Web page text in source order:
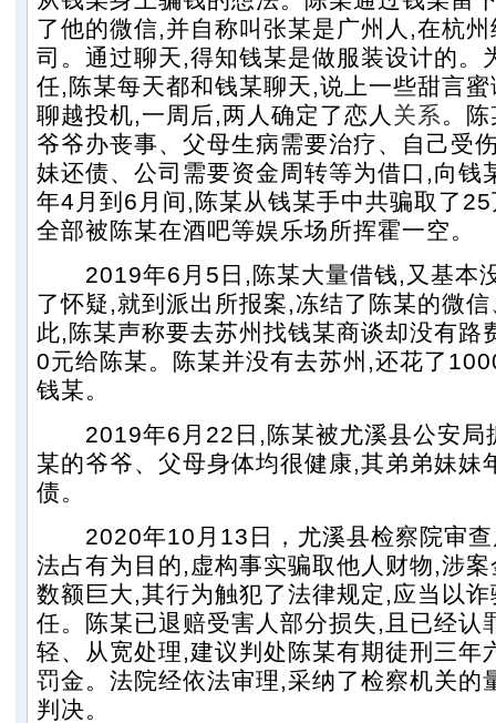
了他的微信,并自称叫张某是广州人,在杭
司。通过聊天,得知钱某是做服装设计的。
任,陈某每天都和钱某聊天,说上一些甜言
聊越投机,一周后,两人确定了恋人 关系。
爷爷办丧事、父母生病需要治疗、自己受
妹还债、公司需要资金周转等为借口,向钱
年4月到6月间,陈某从钱某手中共骗取了
全部被陈某在酒吧等娱乐场所挥霍一空。
2019年6月5日,陈某大量借钱,又基本
了怀疑,就到派出所报案,冻结了陈某的微
此,陈某声称要去苏州找钱某商谈却没有路
0元给陈某。陈某并没有去苏州,还花了
钱某。
2019年6月22日,陈某被尤溪县公安局
某的爷爷、父母身体均很健康,其弟弟妹妹
债。
2020年10月13日，尤溪县检察院审查
法占有为目的,虚构事实骗取他人财物,涉
数额巨大,其行为触犯了法律规定,应当以
任。陈某已退赔受害人部分损失,且已经认
轻、从宽处理,建议判处陈某有期徒刑三年
罚金。法院经依法审理,采纳了检察机关的
判决。